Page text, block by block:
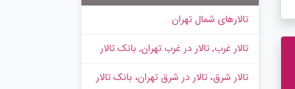
تالارهای شمال تهران
تالار غرب, تالار در غرب تهران, بانک تالار
تالار شرق، تالار در شرق تهران، بانک تالار